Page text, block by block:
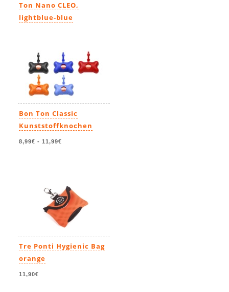
Ton Nano CLEO,
lightblue-blue
Bon Ton Classic
Kunststoffknochen
8,99€ - 11,99€
Tre Ponti Hygienic Bag
orange
11,90€